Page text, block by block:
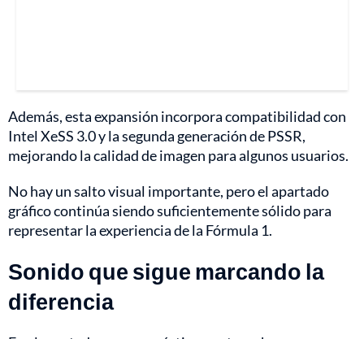
Además, esta expansión incorpora compatibilidad con
Intel XeSS 3.0 y la segunda generación de PSSR,
mejorando la calidad de imagen para algunos usuarios.
No hay un salto visual importante, pero el apartado
gráfico continúa siendo suficientemente sólido para
representar la experiencia de la Fórmula 1.
Sonido que sigue marcando la
diferencia